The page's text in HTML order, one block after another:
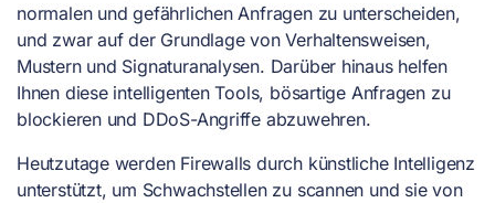
normalen und gefährlichen Anfragen zu unterscheiden,
und zwar auf der Grundlage von Verhaltensweisen,
Mustern und Signaturanalysen. Darüber hinaus helfen
Ihnen diese intelligenten Tools, bösartige Anfragen zu
blockieren und DDoS-Angriffe abzuwehren.
Heutzutage werden Firewalls durch künstliche Intelligenz
unterstützt, um Schwachstellen zu scannen und sie von